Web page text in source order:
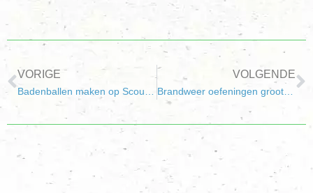
VORIGE VOLGENDE
Brandweer oefeningen groot succes